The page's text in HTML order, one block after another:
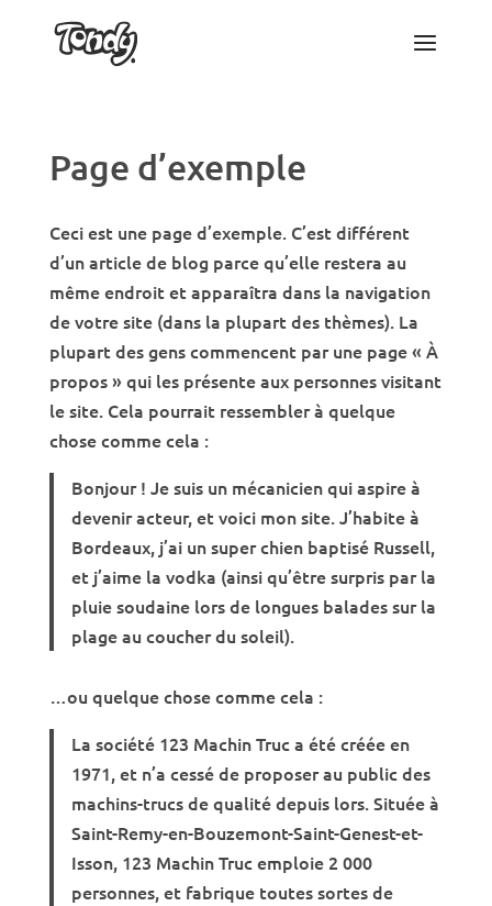
Page d’exemple
Ceci est une page d’exemple. C’est différent
d’un article de blog parce qu’elle restera au
même endroit et apparaîtra dans la navigation
de votre site (dans la plupart des thèmes). La
plupart des gens commencent par une page « À
propos » qui les présente aux personnes visitant
le site. Cela pourrait ressembler à quelque
chose comme cela :
Bonjour ! Je suis un mécanicien qui aspire à
devenir acteur, et voici mon site. J’habite à
Bordeaux, j’ai un super chien baptisé Russell,
et j’aime la vodka (ainsi qu’être surpris par la
pluie soudaine lors de longues balades sur la
plage au coucher du soleil).
…ou quelque chose comme cela :
La société 123 Machin Truc a été créée en
1971, et n’a cessé de proposer au public des
machins-trucs de qualité depuis lors. Située à
Saint-Remy-en-Bouzemont-Saint-Genest-et-
Isson, 123 Machin Truc emploie 2 000
personnes, et fabrique toutes sortes de